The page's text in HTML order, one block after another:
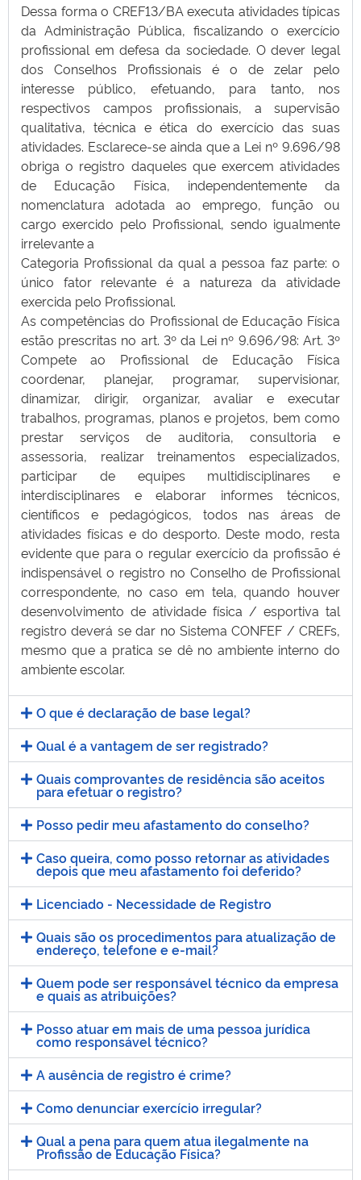
Dessa forma o CREF13/BA executa atividades típicas
da Administração Pública, fiscalizando o exercício
profissional em defesa da sociedade. O dever legal
dos Conselhos Profissionais é o de zelar pelo
interesse público, efetuando, para tanto, nos
respectivos campos profissionais, a supervisão
qualitativa, técnica e ética do exercício das suas
atividades. Esclarece-se ainda que a Lei nº 9.696/98
obriga o registro daqueles que exercem atividades
de Educação Física, independentemente da
nomenclatura adotada ao emprego, função ou
cargo exercido pelo Profissional, sendo igualmente
irrelevante a
Categoria Profissional da qual a pessoa faz parte: o
único fator relevante é a natureza da atividade
exercida pelo Profissional.
As competências do Profissional de Educação Física
estão prescritas no art. 3º da Lei nº 9.696/98: Art. 3º
Compete ao Profissional de Educação Física
coordenar, planejar, programar, supervisionar,
dinamizar, dirigir, organizar, avaliar e executar
trabalhos, programas, planos e projetos, bem como
prestar serviços de auditoria, consultoria e
assessoria, realizar treinamentos especializados,
participar de equipes multidisciplinares e
interdisciplinares e elaborar informes técnicos,
científicos e pedagógicos, todos nas áreas de
atividades físicas e do desporto. Deste modo, resta
evidente que para o regular exercício da profissão é
indispensável o registro no Conselho de Profissional
correspondente, no caso em tela, quando houver
desenvolvimento de atividade física / esportiva tal
registro deverá se dar no Sistema CONFEF / CREFs,
mesmo que a pratica se dê no ambiente interno do
ambiente escolar.
O que é declaração de base legal?
Qual é a vantagem de ser registrado?
Quais comprovantes de residência são aceitos
para efetuar o registro?
Posso pedir meu afastamento do conselho?
Caso queira, como posso retornar as atividades
depois que meu afastamento foi deferido?
Licenciado - Necessidade de Registro
Quais são os procedimentos para atualização de
endereço, telefone e e-mail?
Quem pode ser responsável técnico da empresa
e quais as atribuições?
Posso atuar em mais de uma pessoa jurídica
como responsável técnico?
A ausência de registro é crime?
Como denunciar exercício irregular?
Qual a pena para quem atua ilegalmente na
Profissão de Educação Física?